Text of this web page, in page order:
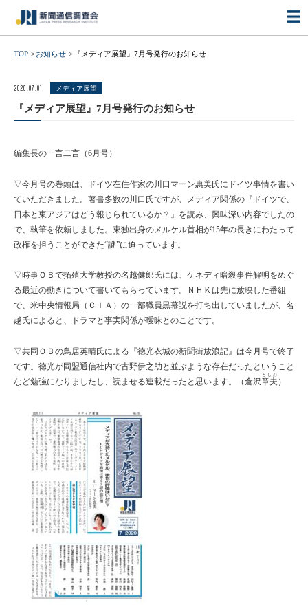
TOP お知らせ 『メディア展望』7月号発行のお知らせ
2020.07.01 メディア展望
『メディア展望』7月号発行のお知らせ
編集長の一言二言（6月号）
▽今月号の巻頭は、ドイツ在住作家の川口マーン惠美氏にドイツ事情を書い
ていただきました。著書多数の川口氏ですが、メディア関係の『ドイツで、
日本と東アジアはどう報じられているか？』を読み、興味深い内容でしたの
で、執筆を依頼しました。東独出身のメルケル首相が15年の長きにわたって
政権を担うことができた“謎”に迫っています。
▽時事ＯＢで拓殖大学教授の名越健郎氏には、ケネディ暗殺事件解明をめぐ
る最近の動きについて書いてもらっています。ＮＨＫは先に放映した番組
で、米中央情報局（ＣＩＡ）の一部職員黒幕説を打ち出していましたが、名
越氏によると、ドラマと事実関係が曖昧とのことです。
▽共同ＯＢの鳥居英晴氏による『徳光衣城の新聞街放浪記』は今月号で終了
です。徳光が同盟通信社内で古野伊之助と並ぶような存在だったということ
など勉強になりましたし、読ませる連載だったと思います。（倉沢章夫
としお
）